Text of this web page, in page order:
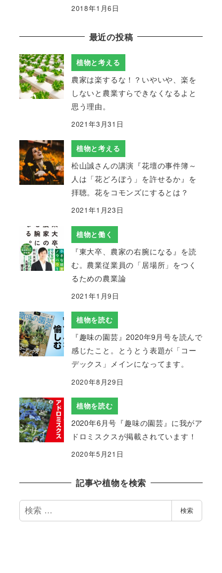
2018年1月6日
最近の投稿
植物と考える
農家は楽するな！？いやいや、楽を
しないと農業すらできなくなるよと
思う理由。
2021年3月31日
植物と考える
松山誠さんの講演『花壇の事件簿～
人は「花どろぼう」を許せるか』を
拝聴。花をコモンズにするとは？
2021年1月23日
植物と働く
『東大卒、農家の右腕になる』を読
む。農業従業員の「居場所」をつく
るための農業論
2021年1月9日
植物を読む
『趣味の園芸』2020年9月号を読んで
感じたこと。とうとう表題が「コー
デックス」メインになってます。
2020年8月29日
植物を読む
2020年6月号『趣味の園芸』に我がア
ドロミスクスが掲載されています！
2020年5月21日
記事や植物を検索
検
索
検索